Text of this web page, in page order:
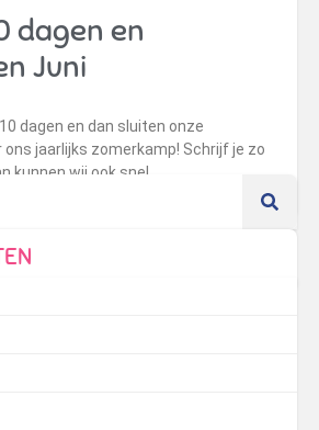
dagen en
Juni
10 dagen en dan sluiten onze
ons jaarlijks zomerkamp! Schrijf je zo
kunnen wij ook snel